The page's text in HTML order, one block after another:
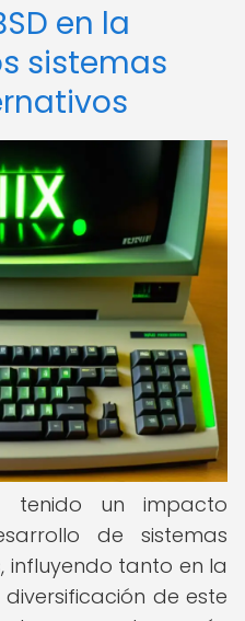
en la
sistemas
tenido un impacto
de sistemas
influyendo tanto en la
de este